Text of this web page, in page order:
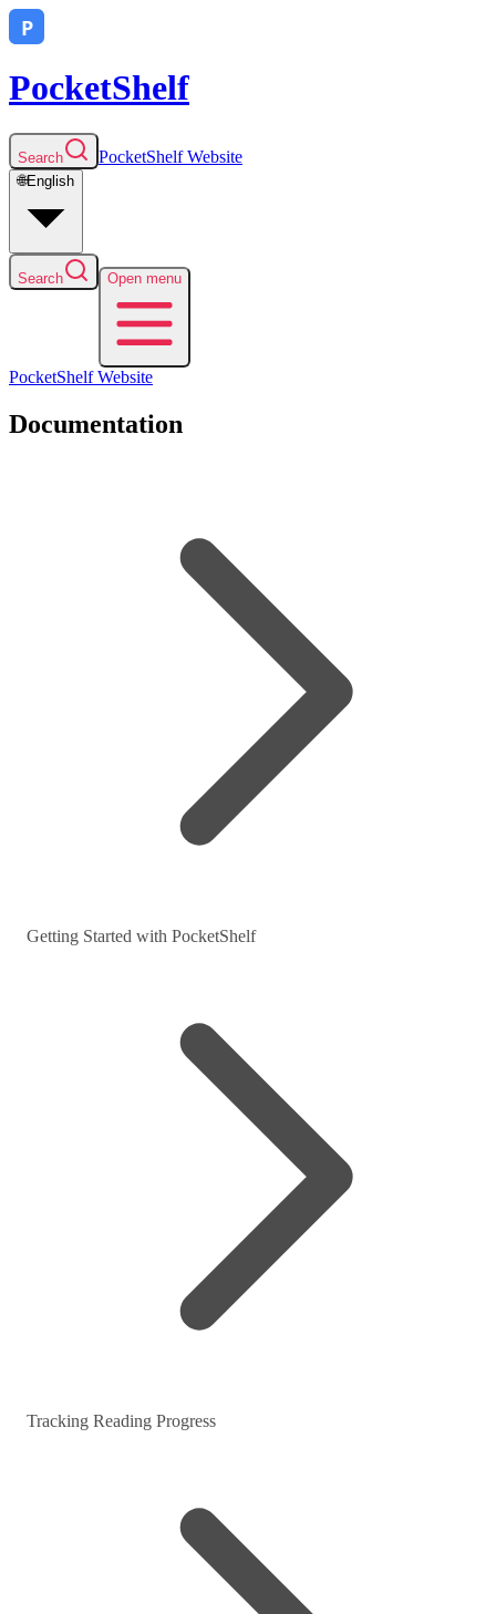
PocketShelf
Search PocketShelfWebsite
🌐English
Search Open menu
PocketShelfWebsite
Documentation
Getting Started with PocketShelf
Tracking Reading Progress